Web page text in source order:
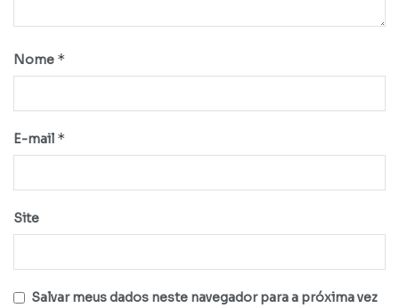
Nome *
E-mail *
Site
Salvar meus dados neste navegador para a próxima vez